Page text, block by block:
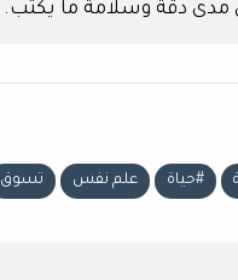
مدى دقة وسلامة ما يكتب.
#حياة علم نفس تسوق